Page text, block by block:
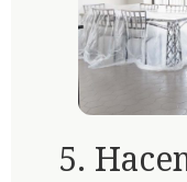
5.